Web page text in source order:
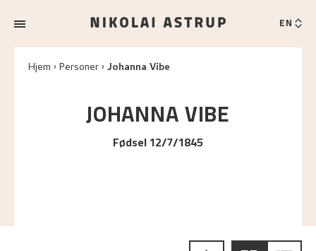
EN
Hjem Personer Johanna Vibe
JOHANNAVIBE
Fødsel 12/7/1845